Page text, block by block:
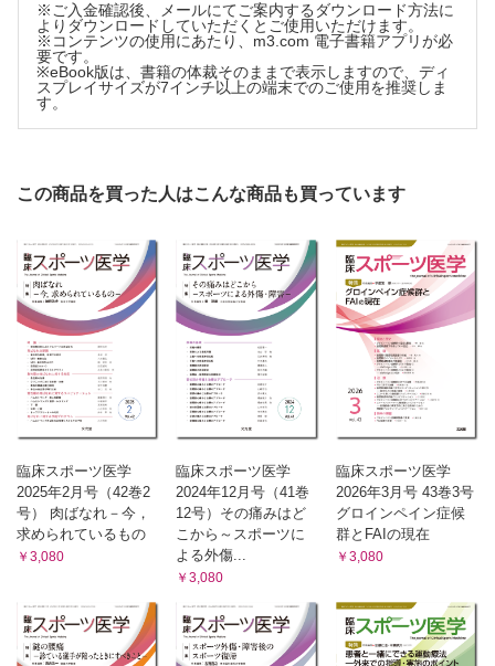
※ご入金確認後、メールにてご案内するダウンロード方法に
よりダウンロードしていただくとご使用いただけます。
※コンテンツの使用にあたり、m3.com 電子書籍アプリが必
要です。
※eBook版は、書籍の体裁そのままで表示しますので、ディ
スプレイサイズが7インチ以上の端末でのご使用を推奨しま
す。
この商品を買った人はこんな商品も買っています
臨床スポーツ医学
2025年2月号（42巻2
号） 肉ばなれ－今，
求められているもの
￥3,080
臨床スポーツ医学
2024年12月号（41巻
12号）その痛みはど
こから～スポーツに
よる外傷...
￥3,080
臨床スポーツ医学
2026年3月号 43巻3号
グロインペイン症候
群とFAIの現在
￥3,080